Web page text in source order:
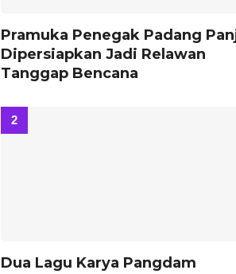
Pramuka Penegak Padang
Dipersiapkan Jadi Relawan
Tanggap Bencana
Dua Lagu Karya Pangdam